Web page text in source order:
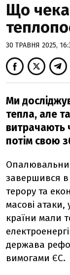
Що
30 ТРАВНЯ 2025,
Ми
тепла, але
витрачають
потім свою
завершився в
терору та
масові атаки,
країни мали
держава
вимогами ЄС.